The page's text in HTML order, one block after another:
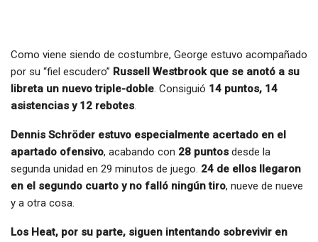
Como viene siendo de costumbre, George estuvo acompañado
por su “fiel escudero” Russell Westbrook que se anotó a su
libreta un nuevo triple-doble. Consiguió 14 puntos, 14
asistencias y 12 rebotes.
Dennis Schröder estuvo especialmente acertado en el
apartado ofensivo, acabando con 28 puntos desde la
segunda unidad en 29 minutos de juego. 24 de ellos llegaron
en el segundo cuarto y no falló ningún tiro, nueve de nueve
y a otra cosa.
Los Heat, por su parte, siguen intentando sobrevivir en